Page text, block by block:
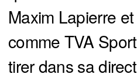
Maxim Lapierre
comme TVA
tirer dans sa